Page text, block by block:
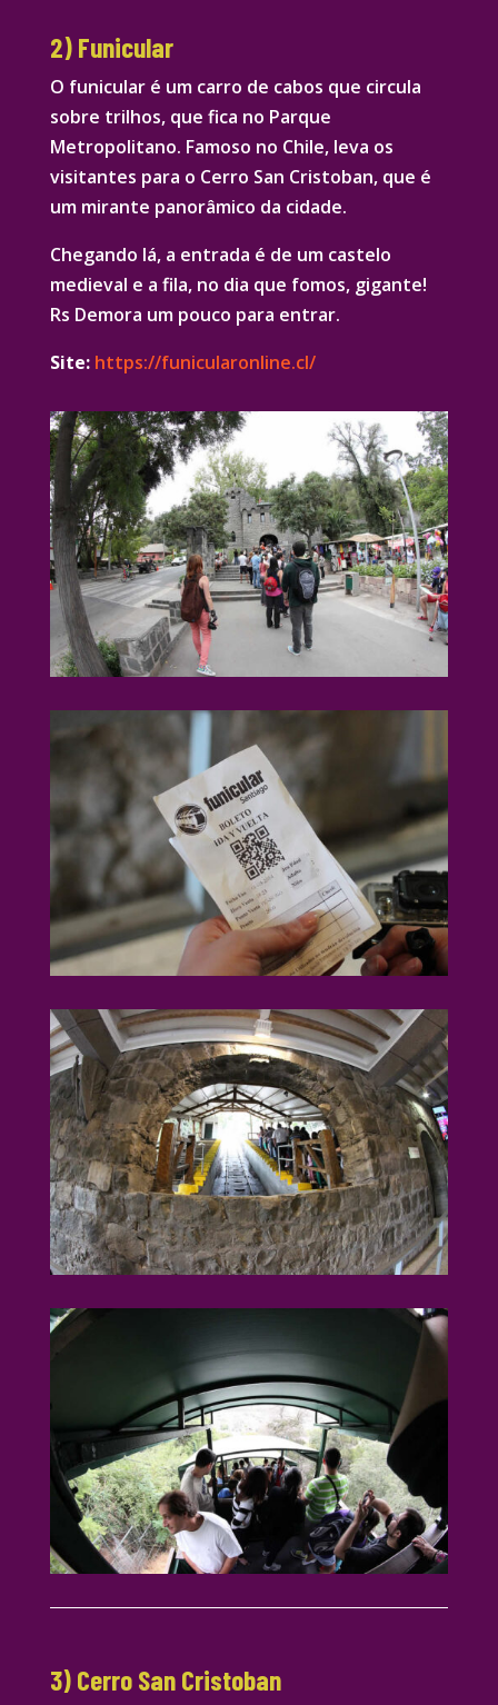
2) Funicular
O funicular é um carro de cabos que circula
sobre trilhos, que fica no Parque
Metropolitano. Famoso no Chile, leva os
visitantes para o Cerro San Cristoban, que é
um mirante panorâmico da cidade.
Chegando lá, a entrada é de um castelo
medieval e a fila, no dia que fomos, gigante!
Rs Demora um pouco para entrar.
Site: https://funicularonline.cl/
3) Cerro San Cristoban